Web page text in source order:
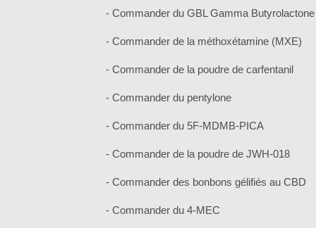
- Commander du GBL Gamma Butyrolactone
- Commander de la méthoxétamine (MXE)
- Commander de la poudre de carfentanil
- Commander du pentylone
- Commander du 5F-MDMB-PICA
- Commander de la poudre de JWH-018
- Commander des bonbons gélifiés au CBD
- Commander du 4-MEC